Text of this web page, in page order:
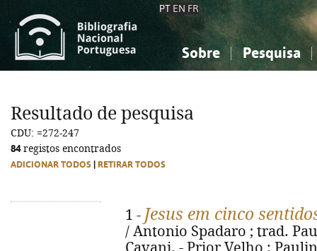
PT EN FR
Sobre Pesquisa
Ciências sociais...
Ciências sociais...
Resultado de pesquisa
CDU: =272-247
84registos encontrados
ADICIONAR TODOS RETIRAR TODOS
1 - Jesus em cinco
/ Antonio Spadaro ; trad.